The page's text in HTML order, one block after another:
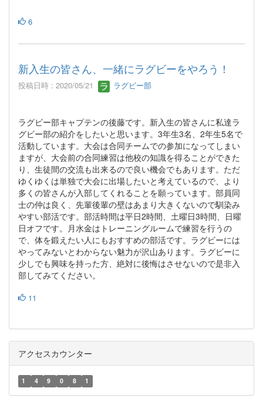
6
新入生の皆さん、一緒にラグビーをやろう！
投稿日時 : 2020/05/21 ラグビー部
ラグビー部キャプテンの後藤です。新入生の皆さんに私達ラ
グビー部の紹介をしたいと思います。3年生3名、 2年生5名で
活動しています。大会は合同チームでの参加になって しまい
ますが、大会前の合同練習は他校の知識を得ることができた
り、生徒間の交流も出来るので良い機会でもあります。ただ
ゆくゆくは単独で大会に出場したいと考えているので、より
多くの皆さんが入部してくれることを願っています。部員同
士の仲は良く、先輩後輩の壁はあまり大きくないので馴染み
やすい部活です。部活時間は平日2時間、土曜日3時間、日曜
日オフです。月水金はトレーニングルームで練習を行うの
で、体を鍛えたい人 にもおすすめの部活です。ラグビーには
やってみないとわからない魅力が沢山あります。ラグビーに
少しでも興味を持った方、絶対に後悔はさせないので是非入
部してみてください。
11
アクセスカウンター
1 4 9 0 8 1